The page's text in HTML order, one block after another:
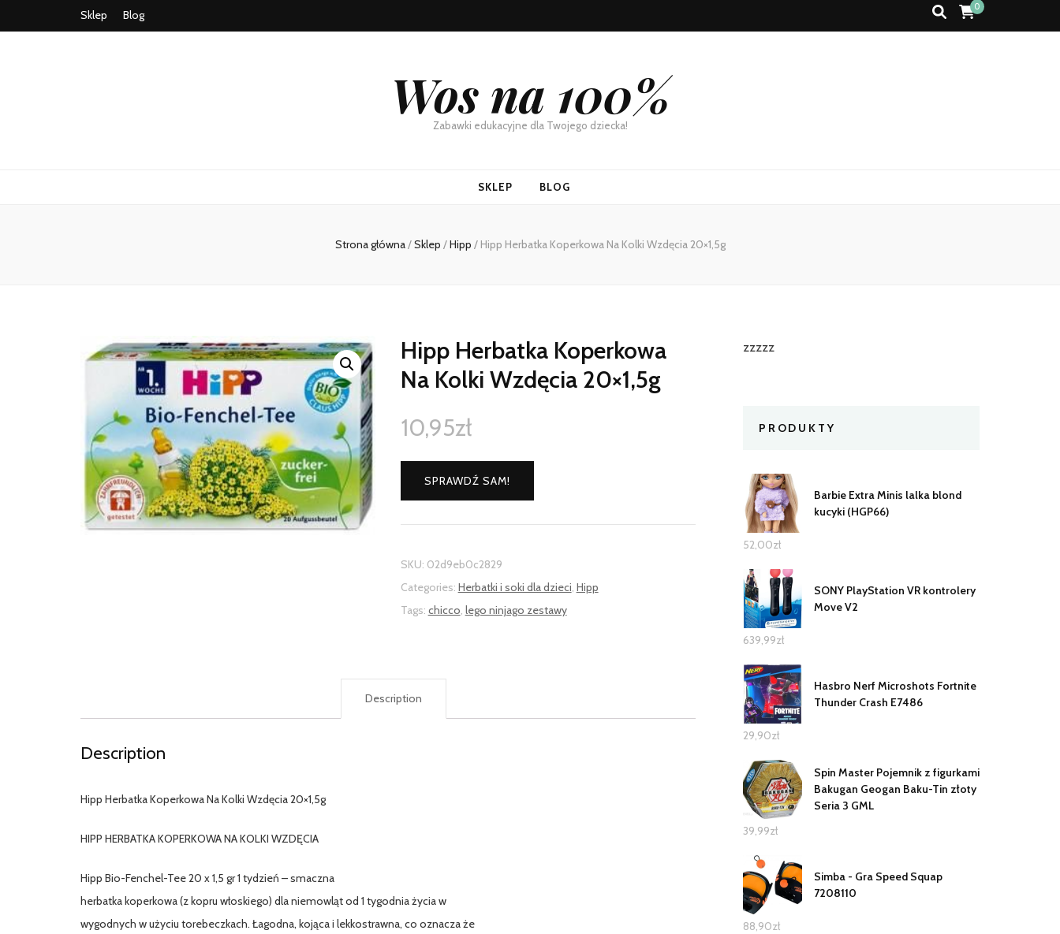
Sklep Blog
0
Wos na 100%
Zabawki edukacyjne dla Twojego dziecka!
SKLEP BLOG
Strona główna/Sklep /Hipp / Hipp Herbatka Koperkowa Na Kolki Wzdęcia 20×1,5g
Hipp Herbatka Koperkowa
Na Kolki Wzdęcia 20×1,5g
10,95zł
SPRAWDŹ SAM!
SKU: 02d9eb0c2829
Categories: Herbatki i soki dla dzieci, Hipp
Tags: chicco, lego ninjago zestawy
Description
Description
Hipp Herbatka Koperkowa Na Kolki Wzdęcia 20×1,5g
HIPP HERBATKA KOPERKOWA NA KOLKI WZDĘCIA
Hipp Bio-Fenchel-Tee 20 x 1,5 gr 1 tydzień – smaczna
herbatka koperkowa (z kopru włoskiego) dla niemowląt od 1 tygodnia życia w
wygodnych w użyciu torebeczkach. Łagodna, kojąca i lekkostrawna, co oznacza że
zzzzz
PRODUKTY
Barbie Extra Minis lalka blond
kucyki (HGP66)
52,00zł
SONY PlayStation VR kontrolery
Move V2
639,99zł
Hasbro Nerf Microshots Fortnite
Thunder Crash E7486
29,90zł
Spin Master Pojemnik z figurkami
Bakugan Geogan Baku-Tin złoty
Seria 3 GML
39,99zł
Simba - Gra Speed Squap
7208110
88,90zł